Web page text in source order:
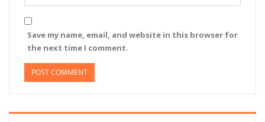
Save my name, email, and website in this browser for
the next time I comment.